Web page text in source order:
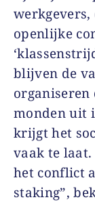
werkgevers,
openlijke
blijven de
organiseren
monden uit
krijgt het
vaak te laat.
het conflict
staking”,